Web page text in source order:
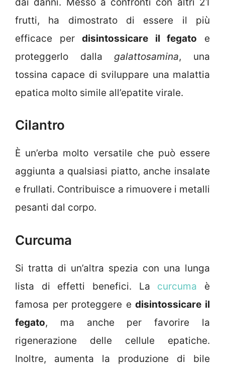
frutti, ha dimostrato di essere il più
efficace perdisintossicare il fegato e
proteggerlo dalla galattosamina, una
tossina capace di sviluppare una malattia
epatica molto simile all’epatite virale.
Cilantro
È un’erba molto versatile che può essere
aggiunta a qualsiasi piatto, anche insalate
e frullati. Contribuisce a rimuovere i metalli
pesanti dal corpo.
Curcuma
Si tratta di un’altra spezia con una lunga
lista di effetti benefici. La curcuma è
famosa per proteggere edisintossicare il
fegato, ma anche per favorire la
rigenerazione delle cellule epatiche.
Inoltre, aumenta la produzione di bile